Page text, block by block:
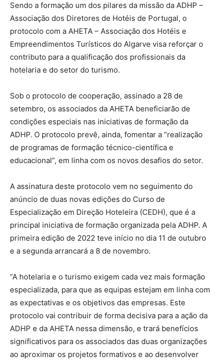
Sendo a formação um dos pilares da missão da ADHP –
Associação dos Diretores de Hotéis de Portugal, o
protocolo com a AHETA – Associação dos Hotéis e
Empreendimentos Turísticos do Algarve visa reforçar o
contributo para a qualificação dos profissionais da
hotelaria e do setor do turismo.
Sob o protocolo de cooperação, assinado a 28 de
setembro, os associados da AHETA beneficiarão de
condições especiais nas iniciativas de formação da
ADHP. O protocolo prevê, ainda, fomentar a “realização
de programas de formação técnico-científica e
educacional”, em linha com os novos desafios do setor.
A assinatura deste protocolo vem no seguimento do
anúncio de duas novas edições do Curso de
Especialização em Direção Hoteleira (CEDH), que é a
principal iniciativa de formação organizada pela ADHP. A
primeira edição de 2022 teve início no dia 11 de outubro
e a segunda arrancará a 8 de novembro.
“A hotelaria e o turismo exigem cada vez mais formação
especializada, para que as equipas estejam em linha com
as expectativas e os objetivos das empresas. Este
protocolo vai contribuir de forma decisiva para a ação da
ADHP e da AHETA nessa dimensão, e trará benefícios
significativos para os associados das duas organizações
ao aproximar os projetos formativos e ao desenvolver